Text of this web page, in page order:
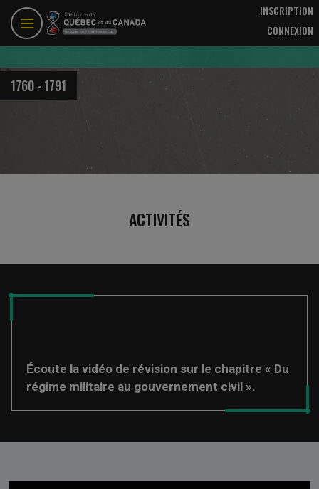
Aller au contenu principal
INSCRIPTION
CONNEXION
1760 - 1791
ACTIVITÉS
Écoute la vidéo de révision sur le chapitre « Du
régime militaire au gouvernement civil ».